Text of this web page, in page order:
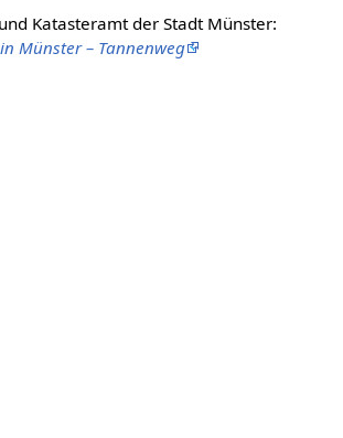
Katasteramt der Stadt Münster:
Münster – Tannenweg